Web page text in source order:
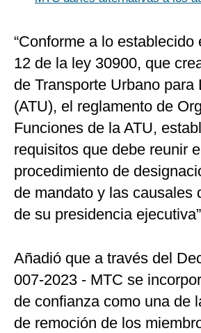
“Conforme a lo establecido
12 de la ley 30900, que
de Transporte Urbano para
(ATU), el reglamento de
Funciones de la ATU,
requisitos que debe reunir
procedimiento de
de mandato y las causales
de su presidencia
Añadió que a través del
007-2023 - MTC se
de confianza como una de
de remoción de los